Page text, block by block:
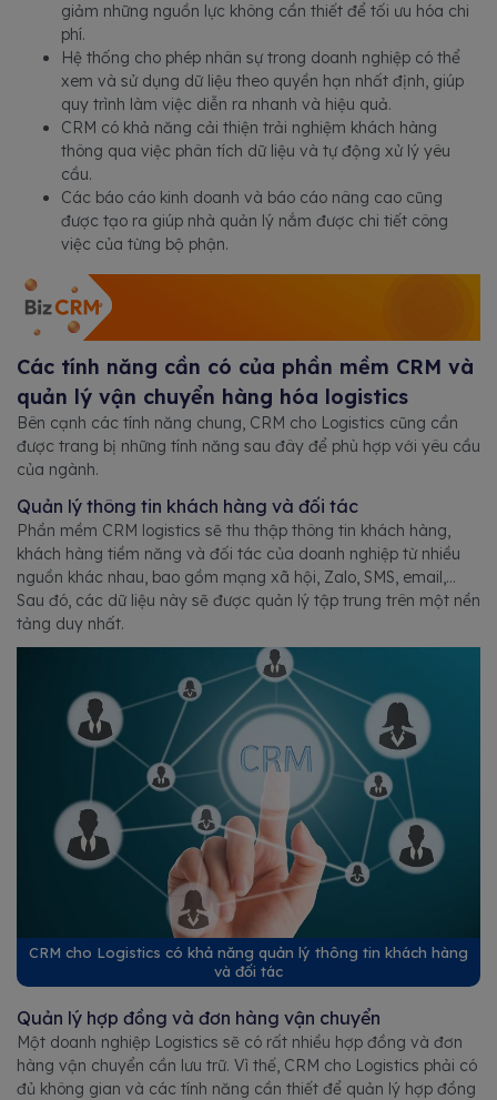
giảm những nguồn lực không cần thiết để tối ưu hóa chi
phí.
Hệ thống cho phép nhân sự trong doanh nghiệp có thể
xem và sử dụng dữ liệu theo quyền hạn nhất định, giúp
quy trình làm việc diễn ra nhanh và hiệu quả.
CRM có khả năng cải thiện trải nghiệm khách hàng
thông qua việc phân tích dữ liệu và tự động xử lý yêu
cầu.
Các báo cáo kinh doanh và báo cáo nâng cao cũng
được tạo ra giúp nhà quản lý nắm được chi tiết công
việc của từng bộ phận.
Các tính năng cần có của phần mềm CRM và
quản lý vận chuyển hàng hóa logistics
Bên cạnh các tính năng chung, CRM cho Logistics cũng cần
được trang bị những tính năng sau đây để phù hợp với yêu cầu
của ngành.
Quản lý thông tin khách hàng và đối tác
Phần mềm CRM logistics sẽ thu thập thông tin khách hàng,
khách hàng tiềm năng và đối tác của doanh nghiệp từ nhiều
nguồn khác nhau, bao gồm mạng xã hội, Zalo, SMS, email,...
Sau đó, các dữ liệu này sẽ được quản lý tập trung trên một nền
tảng duy nhất.
CRM cho Logistics có khả năng quản lý thông tin khách hàng
và đối tác
Quản lý hợp đồng và đơn hàng vận chuyển
Một doanh nghiệp Logistics sẽ có rất nhiều hợp đồng và đơn
hàng vận chuyển cần lưu trữ. Vì thế, CRM cho Logistics phải có
đủ không gian và các tính năng cần thiết để quản lý hợp đồng